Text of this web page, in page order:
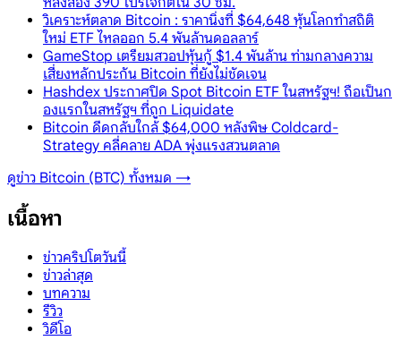
วิเคราะห์ตลาด Bitcoin : ราคานิ่งที่ $64,648 หุ้นโลกทำสถิติ
ใหม่ ETF ไหลออก 5.4 พันล้านดอลลาร์
GameStop เตรียมสวอปหุ้นกู้ $1.4 พันล้าน ท่ามกลางความ
เสี่ยงหลักประกัน Bitcoin ที่ยังไม่ชัดเจน
Hashdex ประกาศปิด Spot Bitcoin ETF ในสหรัฐฯ! ถือเป็นก
องแรกในสหรัฐฯ ที่ถูก Liquidate
Bitcoin ดีดกลับใกล้ $64,000 หลังพิษ Coldcard-
Strategy คลี่คลาย ADA พุ่งแรงสวนตลาด
ดูข่าว Bitcoin (BTC) ทั้งหมด →
เนื้อหา
ข่าวคริปโตวันนี้
ข่าวล่าสุด
บทความ
รีวิว
วิดีโอ